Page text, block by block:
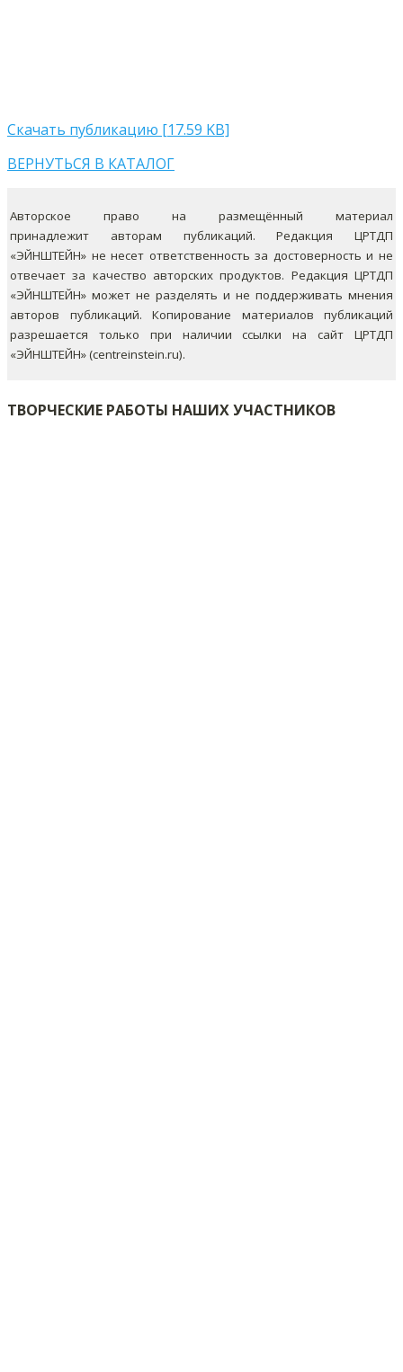
Скачать публикацию [17.59 KB]
ВЕРНУТЬСЯ В КАТАЛОГ
Авторское право на размещённый материал
принадлежит авторам публикаций. Редакция ЦРТДП
«ЭЙНШТЕЙН» не несет ответственность за достоверность и не
отвечает за качество авторских продуктов. Редакция ЦРТДП
«ЭЙНШТЕЙН» может не разделять и не поддерживать мнения
авторов публикаций. Копирование материалов публикаций
разрешается только при наличии ссылки на сайт ЦРТДП
«ЭЙНШТЕЙН» (centreinstein.ru).
ТВОРЧЕСКИЕ РАБОТЫ НАШИХ УЧАСТНИКОВ